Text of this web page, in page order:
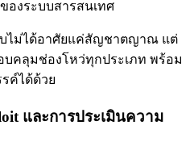
องระบบสารสนเทศ
ไม่ได้อาศัยแค่สัญชาตญาณ แต่
อบคลุมช่องโหว่ทุกประเภท พร้อม
ค์ได้ด้วย
และการประเมินความ